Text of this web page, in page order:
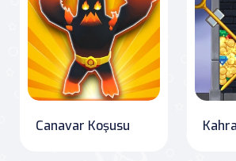
Canavar Koşusu